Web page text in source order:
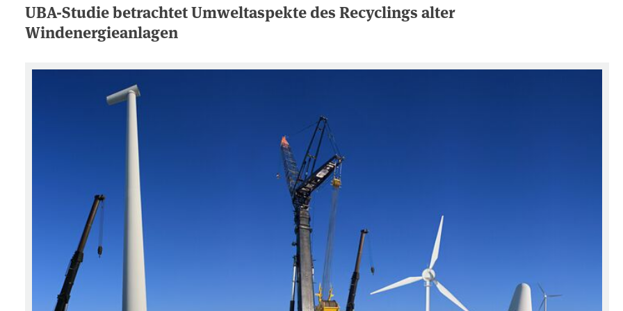
UBA-Studie betrachtet Umweltaspekte des Recyclings alter
Windenergieanlagen